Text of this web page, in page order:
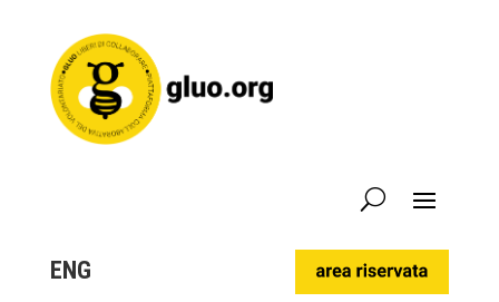
ENG